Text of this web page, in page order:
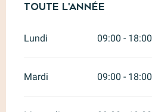
Toute l'année
Toute l'année
Lundi 09:00 - 18:00
Mardi 09:00 - 18:00